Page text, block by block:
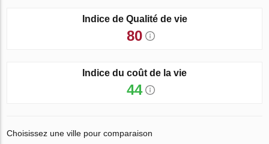
Indice de Qualité de vie
80
Indice du coût de la vie
44
Choisissez une ville pour comparaison